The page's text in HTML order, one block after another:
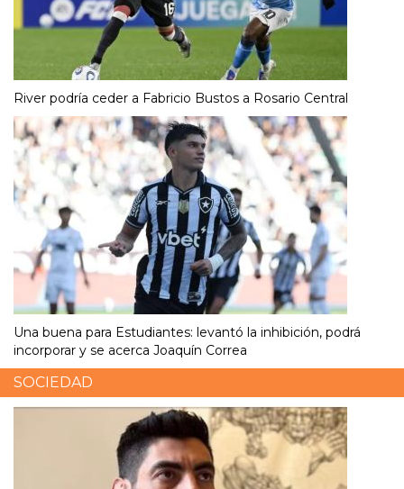
River podría ceder a Fabricio Bustos a Rosario Central
Una buena para Estudiantes: levantó la inhibición, podrá
incorporar y se acerca Joaquín Correa
SOCIEDAD